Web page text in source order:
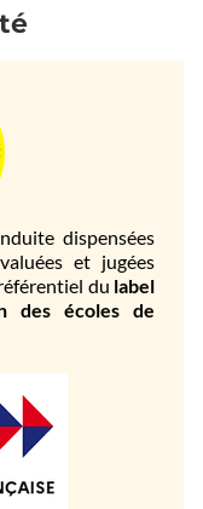
dispensées
et jugées
du label
des écoles de